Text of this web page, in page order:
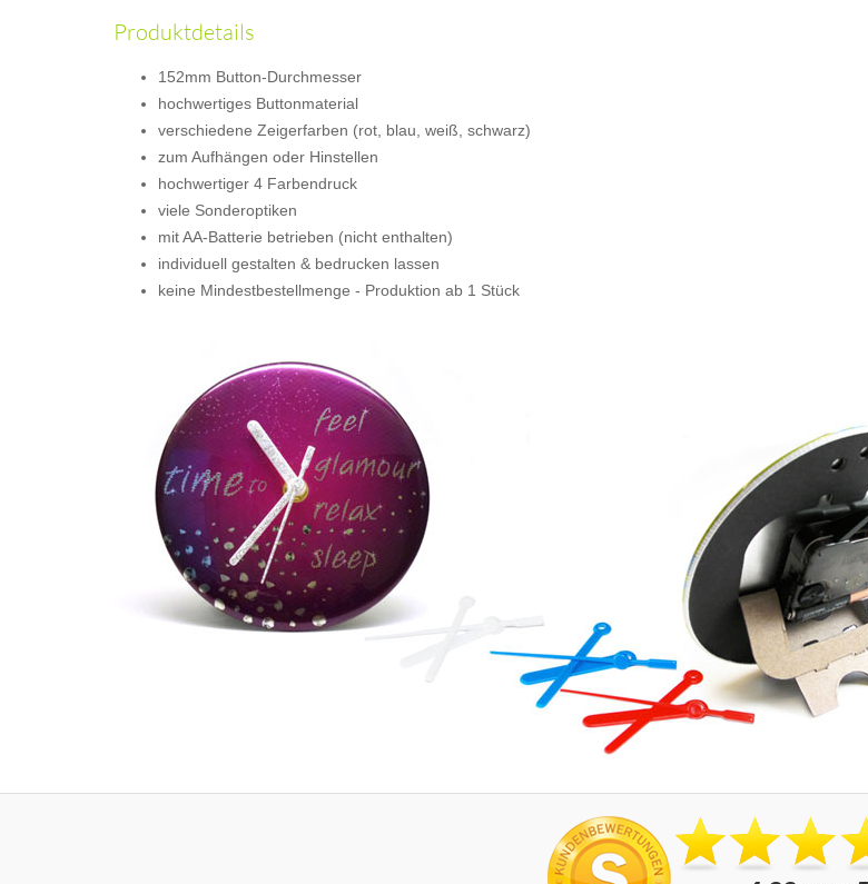
Produktdetails
152mm Button-Durchmesser
hochwertiges Buttonmaterial
verschiedene Zeigerfarben (rot, blau, weiß, schwarz)
zum Aufhängen oder Hinstellen
hochwertiger 4 Farbendruck
viele Sonderoptiken
mit AA-Batterie betrieben (nicht enthalten)
individuell gestalten & bedrucken lassen
keine Mindestbestellmenge - Produktion ab 1 Stück